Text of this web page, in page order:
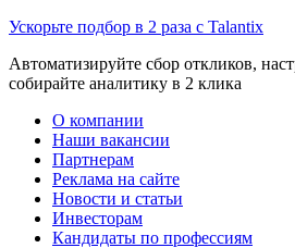
Ускорьте подбор в 2 раза с Talantix
Автоматизируйте сбор откликов,
собирайте аналитику в 2 клика
О компании
Наши вакансии
Партнерам
Реклама на сайте
Новости и статьи
Инвесторам
Кандидаты по профессиям